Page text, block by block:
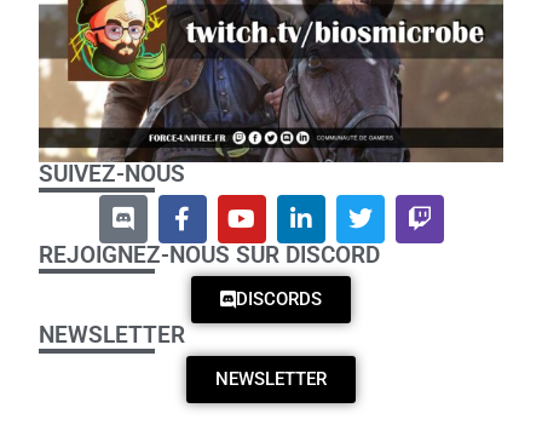
SUIVEZ-NOUS
REJOIGNEZ-NOUS SUR DISCORD
DISCORDS
NEWSLETTER
NEWSLETTER